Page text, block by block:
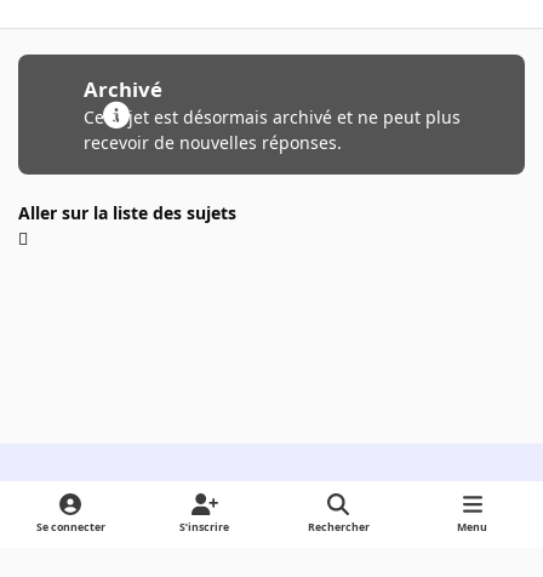
Archivé
Ce sujet est désormais archivé et ne peut plus
recevoir de nouvelles réponses.
Aller sur la liste des sujets
Light ModeDark ModeSystem Preference
Se connecter S’inscrire Rechercher Menu